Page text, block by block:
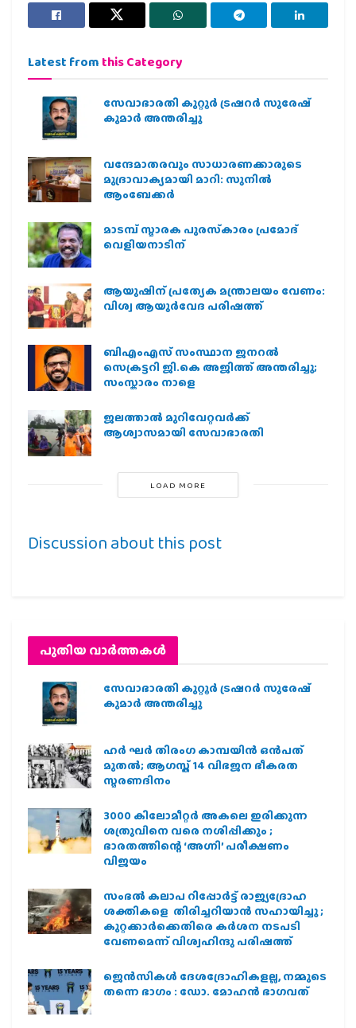
Latest from this Category
സേവാഭാരതി കുറ്റൂർ ട്രഷറർ സുരേഷ്
കുമാർ അന്തരിച്ചു
വന്ദേമാതരവും സാധാരണക്കാരുടെ
മുദ്രാവാക്യമായി മാറി: സുനിൽ
ആംബേക്കർ
മാടമ്പ് സ്മാരക പുരസ്‌കാരം പ്രമോദ്
വെളിയനാടിന്
ആയുഷിന് പ്രത്യേക മന്ത്രാലയം വേണം:
വിശ്വ ആയുര്‍വേദ പരിഷത്ത്
ബിഎംഎസ് സംസ്ഥാന ജനറൽ
സെക്രട്ടറി ജി.കെ അജിത്ത് അന്തരിച്ചു;
സംസ്കാരം നാളെ
ജലത്താല്‍ മുറിവേറ്റവര്‍ക്ക്
ആശ്വാസമായി സേവാഭാരതി
LOAD MORE
Discussion about this post
പുതിയ വാര്‍ത്തകള്‍
സേവാഭാരതി കുറ്റൂർ ട്രഷറർ സുരേഷ്
കുമാർ അന്തരിച്ചു
ഹര്‍ ഘര്‍ തിരംഗ കാമ്പയിന്‍ ഒന്‍പത്
മുതല്‍; ആഗസ്ത് 14 വിഭജന ഭീകരത
സ്മരണദിനം
3000 കിലോമീറ്റർ അകലെ ഇരിക്കുന്ന
ശത്രുവിനെ വരെ നശിപ്പിക്കും ;
ഭാരതത്തിന്റെ ‘അഗ്നി’ പരീക്ഷണം
വിജയം
സംഭൽ കലാപ റിപ്പോർട്ട് രാജ്യദ്രോഹ
ശക്തികളെ തിരിച്ചറിയാൻ സഹായിച്ചു ;
കുറ്റക്കാർക്കെതിരെ കർശന നടപടി
വേണമെന്ന് വിശ്വഹിന്ദു പരിഷത്ത്
ജെന്‍സികള്‍ ദേശദ്രോഹികളല്ല, നമ്മുടെ
തന്നെ ഭാഗം : ഡോ. മോഹന്‍ ഭാഗവത്